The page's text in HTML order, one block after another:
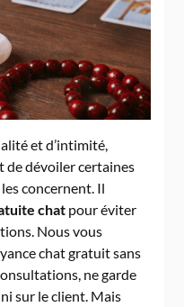
et d’intimité,
de dévoiler certaines
concernent. Il
chat pour éviter
Nous vous
chat gratuit sans
ne garde
sur le client. Mais